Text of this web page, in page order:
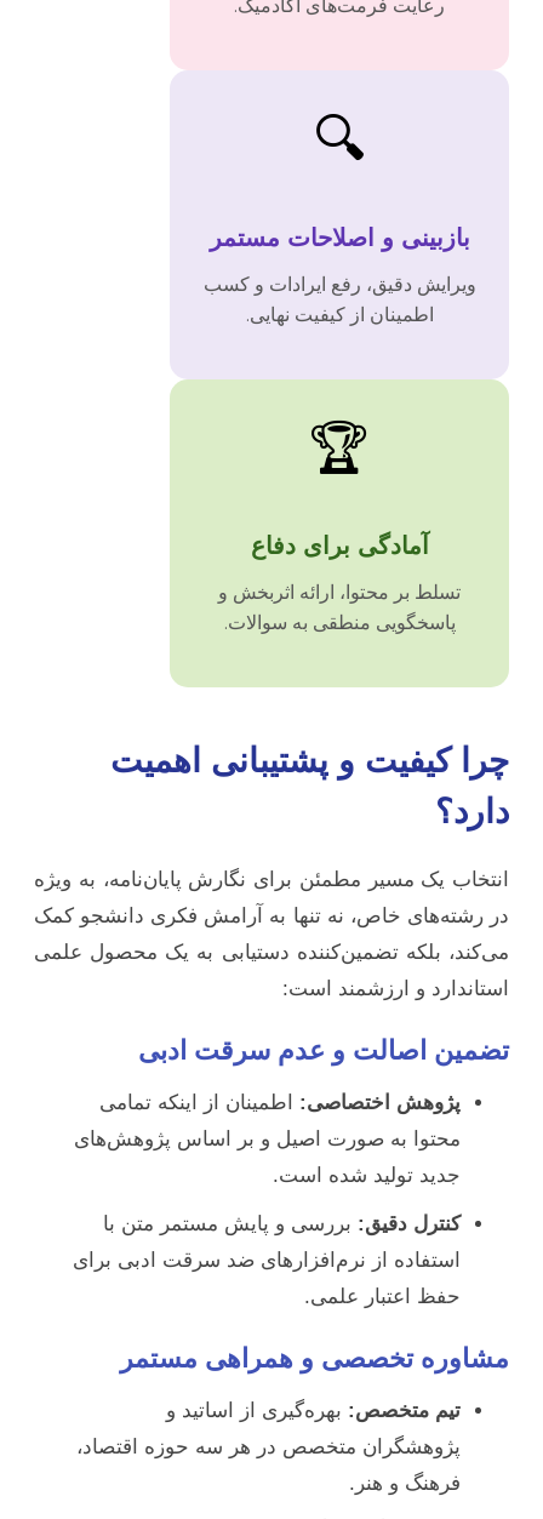
رعایت فرمت‌های آکادمیک.
🔍
بازبینی و اصلاحات مستمر
ویرایش دقیق، رفع ایرادات و کسب
اطمینان از کیفیت نهایی.
🏆
آمادگی برای دفاع
تسلط بر محتوا، ارائه اثربخش و
پاسخگویی منطقی به سوالات.
چرا کیفیت و پشتیبانی اهمیت
دارد؟
انتخاب یک مسیر مطمئن برای نگارش پایان‌نامه، به ویژه
در رشته‌های خاص، نه تنها به آرامش فکری دانشجو کمک
می‌کند، بلکه تضمین‌کننده دستیابی به یک محصول علمی
استاندارد و ارزشمند است:
تضمین اصالت و عدم سرقت ادبی
پژوهش اختصاصی: اطمینان از اینکه تمامی
محتوا به صورت اصیل و بر اساس پژوهش‌های
جدید تولید شده است.
کنترل دقیق: بررسی و پایش مستمر متن با
استفاده از نرم‌افزارهای ضد سرقت ادبی برای
حفظ اعتبار علمی.
مشاوره تخصصی و همراهی مستمر
تیم متخصص: بهره‌گیری از اساتید و
پژوهشگران متخصص در هر سه حوزه اقتصاد،
فرهنگ و هنر.